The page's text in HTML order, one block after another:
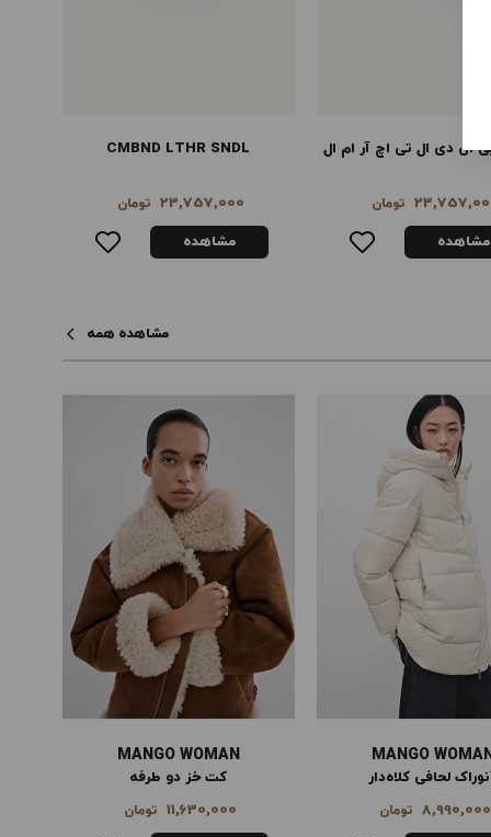
CMBND LTHR
تومان
مشاهده
صندل‌های پاشنه‌دار به سبک قفسی
14,289,000 تومان
مشاهده
مشاهده همه
MANGO
کت خز دو طرفه
11,630,000 تومان
MANGO WOMAN
کیف پول کوچک بافت‌دار
3,475,000
تومان